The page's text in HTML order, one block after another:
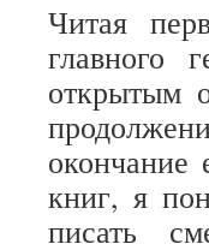
Читая
главного
открытым
окончание
книг, я
писать